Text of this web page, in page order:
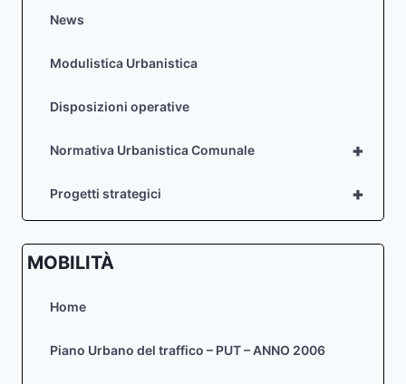
News
Modulistica Urbanistica
Disposizioni operative
+
Normativa Urbanistica Comunale
+
Progetti strategici
MOBILITÀ
Home
Piano Urbano del traffico – PUT – ANNO 2006